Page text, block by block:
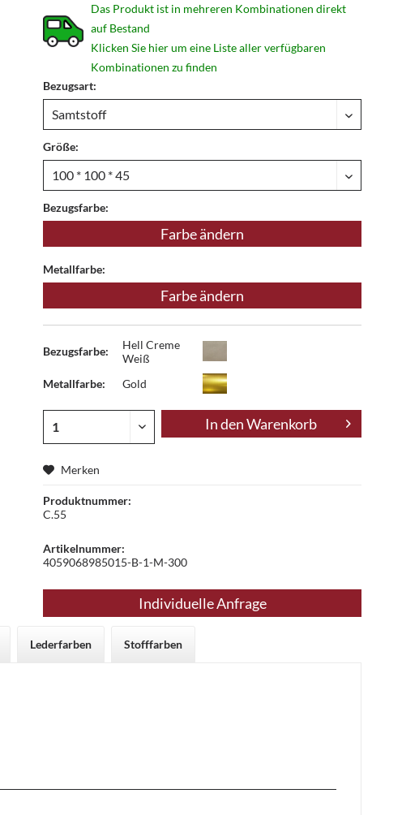
Das Produkt ist in mehreren Kombinationen direkt
auf Bestand
Klicken Sie hier um eine Liste aller verfügbaren
Kombinationen zu finden
Bezugsart:
Größe:
Bezugsfarbe:
Farbe ändern
Metallfarbe:
Farbe ändern
Bezugsfarbe:
Hell Creme
Weiß
Metallfarbe:
Gold
In denWarenkorb
Merken
Produktnummer:
C.55
Artikelnummer:
4059068985015-B-1-M-300
Individuelle Anfrage
Lederfarben Stofffarben